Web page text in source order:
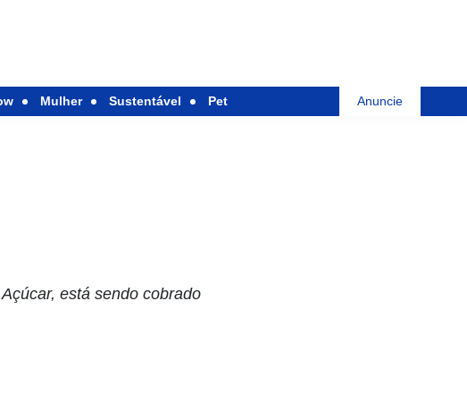
Mulher Sustentável Pet Anuncie
está sendo cobrado